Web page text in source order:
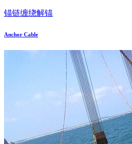
锚链缠绕解锚
Anchor Cable